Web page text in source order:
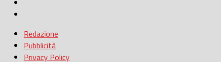
Redazione
Pubblicità
Privacy Policy